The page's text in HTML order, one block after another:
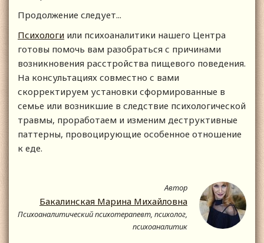
Продолжение следует...
Психологи или психоаналитики нашего Центра
готовы помочь вам разобраться с причинами
возникновения расстройства пищевого поведения.
На консультациях совместно с вами
скорректируем установки сформированные в
семье или возникшие в следствие психологической
травмы, проработаем и изменим деструктивные
паттерны, провоцирующие особенное отношение
к еде.
Автор
Бакалинская Марина Михайловна
Психоаналитический психотерапевт, психолог,
психоаналитик